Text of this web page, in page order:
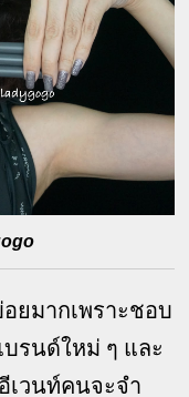
ยมากเพราะชอบ
บรนด์ใหม่ ๆ และ
เวนท์คนจะจำ